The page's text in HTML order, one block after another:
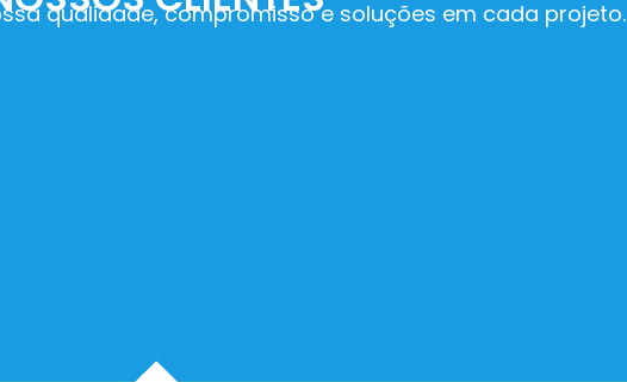
qualidade, compromisso e soluções em cada projeto.